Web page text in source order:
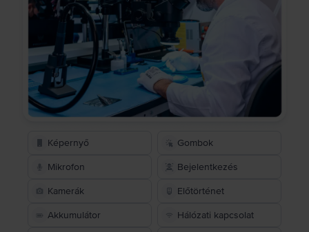
Képernyő Gombok
Mikrofon Bejelentkezés
Kamerák Előtörténet
Akkumulátor Hálózati kapcsolat